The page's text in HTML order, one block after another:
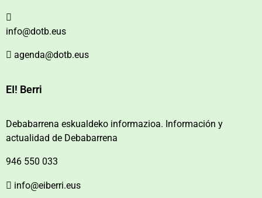
info@dotb.eus
agenda@dotb.eus
EI! Berri
Debabarrena eskualdeko informazioa. Información y
actualidad de Debabarrena
946 550 033
info@eiberri.eus